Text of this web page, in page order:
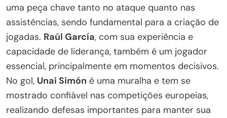
uma peça chave tanto no ataque quanto nas
assistências, sendo fundamental para a criação de
jogadas. Raúl García, com sua experiência e
capacidade de liderança, também é um jogador
essencial, principalmente em momentos decisivos.
No gol, Unai Simón é uma muralha e tem se
mostrado confiável nas competições europeias,
realizando defesas importantes para manter sua